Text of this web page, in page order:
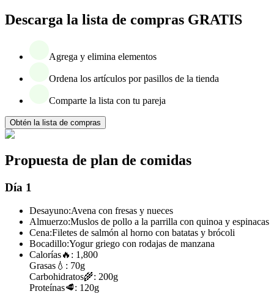
Descarga la lista de compras GRATIS
Agrega y elimina elementos
Ordena los artículos por pasillos de la tienda
Comparte la lista con tu pareja
Obtén la lista de compras
Propuesta de plan de comidas
Día 1
Desayuno:Avena con fresas y nueces
Almuerzo:Muslos de pollo a la parrilla con quinoa y espinacas
Cena:Filetes de salmón al horno con batatas y brócoli
Bocadillo:Yogur griego con rodajas de manzana
Calorías🔥: 1,800
Grasas 💧: 70g
Carbohidratos🌾: 200g
Proteínas🥩: 120g